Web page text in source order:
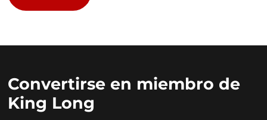
Convertirse en miembro de
King Long